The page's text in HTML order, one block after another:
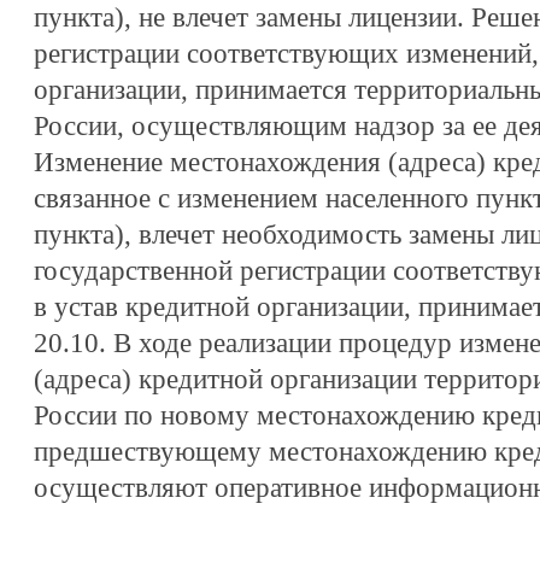
пункта), не влечет замены лицензии.
регистрации соответствующих
организации, принимается
России, осуществляющим надзор за ее
Изменение местонахождения (адреса)
связанное с изменением населенного
пункта), влечет необходимость замены
государственной регистрации
в устав кредитной организации,
20.10. В ходе реализации процедур
(адреса) кредитной организации
России по новому местонахождению
предшествующему местонахождению
осуществляют оперативное